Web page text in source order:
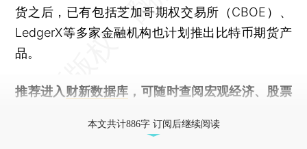
货之后，已有包括芝加哥期权交易所（CBOE）、
LedgerX等多家金融机构也计划推出比特币期货产
品。
推荐进入 财新数据库 ，可随时查阅宏观经济、股票
本文共计886字 订阅后继续阅读